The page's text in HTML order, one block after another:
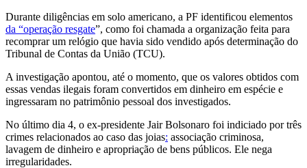
Durante diligências em solo americano, a PF identificou elementos
da “operação resgate”, como foi chamada a organização feita para
recomprar um relógio que havia sido vendido após determinação do
Tribunal de Contas da União (TCU).
A investigação apontou, até o momento, que os valores obtidos com
essas vendas ilegais foram convertidos em dinheiro em espécie e
ingressaram no patrimônio pessoal dos investigados.
No último dia 4, o ex-presidente Jair Bolsonaro foi indiciado por três
crimes relacionados ao caso das joias: associação criminosa,
lavagem de dinheiro e apropriação de bens públicos. Ele nega
irregularidades.